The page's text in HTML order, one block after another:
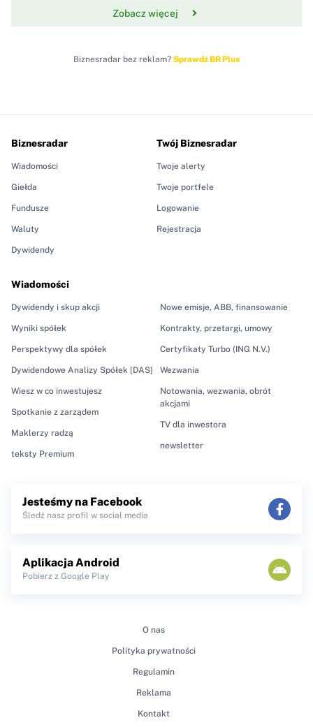
Zobacz więcej
Biznesradar bez reklam? Sprawdź BR Plus
Biznesradar
Wiadomości
Giełda
Fundusze
Waluty
Dywidendy
Wiadomości
Dywidendy i skup akcji
Wyniki spółek
Perspektywy dla spółek
Dywidendowe Analizy Spółek [DAS]
Wiesz w co inwestujesz
Spotkanie z zarządem
Maklerzy radzą
teksty Premium
Nowe emisje, ABB, finansowanie
Kontrakty, przetargi, umowy
Certyfikaty Turbo (ING N.V.)
Wezwania
Notowania, wezwania, obrót
akcjami
TV dla inwestora
newsletter
Twój Biznesradar
Twoje alerty
Twoje portfele
Logowanie
Rejestracja
Jesteśmy na Facebook
Śledź nasz profil w social media
Aplikacja Android
Pobierz z Google Play
O nas
Polityka prywatności
Regulamin
Reklama
Kontakt